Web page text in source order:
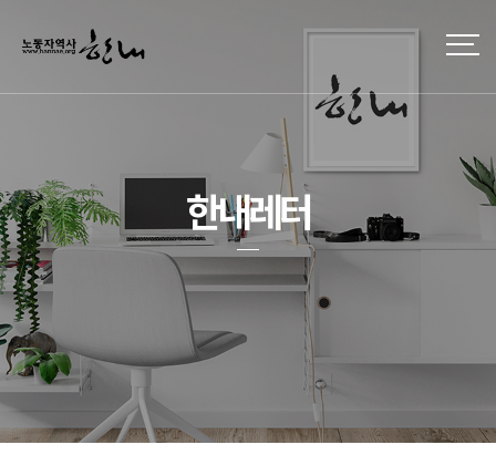
한내레터